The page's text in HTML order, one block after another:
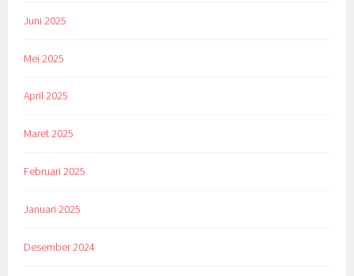
Juni 2025
Mei 2025
April 2025
Maret 2025
Februari 2025
Januari 2025
Desember 2024